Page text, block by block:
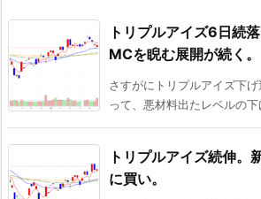
トリプルアイズ6日続
MCを睨む展開が続く。
さすがにトリプルアイズ下
って、悪材料出たレベルの
トリプルアイズ続伸。
に買い。